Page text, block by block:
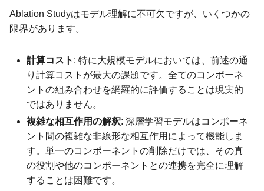
Ablation Studyはモデル理解に不可欠ですが、いくつかの
限界があります。
計算コスト : 特に大規模モデルにおいては、前述の通
り計算コストが最大の課題です。全てのコンポーネ
ントの組み合わせを網羅的に評価することは現実的
ではありません。
複雑な相互作用の解釈: 深層学習モデルはコンポーネ
ント間の複雑な非線形な相互作用によって機能しま
す。単一のコンポーネントの削除だけでは、その真
の役割や他のコンポーネントとの連携を完全に理解
することは困難です。